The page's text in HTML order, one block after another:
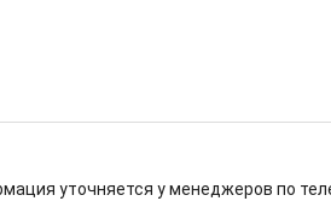
уточняется у менеджеров по